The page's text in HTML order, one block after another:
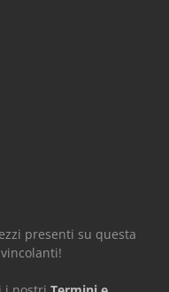
presenti su questa